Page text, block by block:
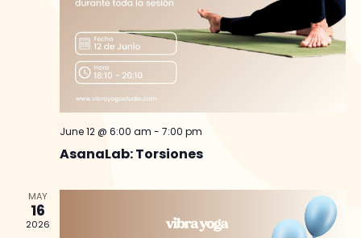
June 12 @ 6:00 am - 7:00 pm
AsanaLab: Torsiones
MAY
16
2026